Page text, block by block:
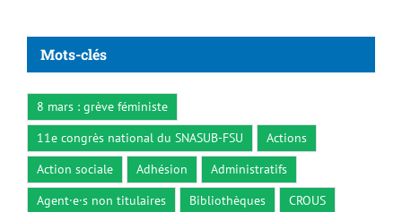
Mots-clés
8 mars : grève féministe
11e congrès national du SNASUB-FSU
Actions
Action sociale
Adhésion
Administratifs
Agent·e·s non titulaires
Bibliothèques
CROUS